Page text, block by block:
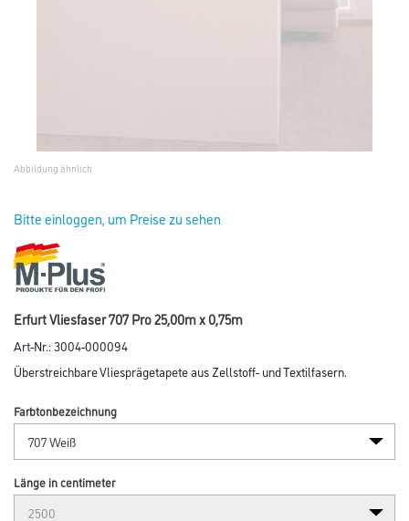
Abbildung ähnlich
Bitte einloggen, um Preise zu sehen
Erfurt Vliesfaser 707 Pro 25,00m x 0,75m
Art-Nr.:3004-000094
Überstreichbare Vliesprägetapete aus Zellstoff- und Textilfasern.
Farbtonbezeichnung
Länge in centimeter